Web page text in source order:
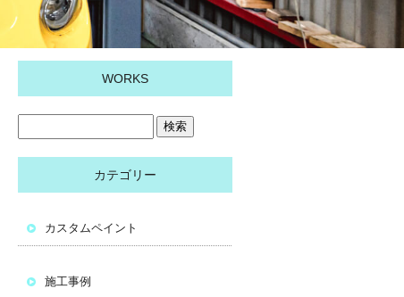
WORKS
カテゴリー
カスタムペイント
施工事例